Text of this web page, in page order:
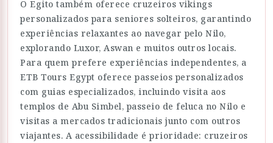
O Egito também oferece cruzeiros vikings
personalizados para seniores solteiros, garantindo
experiências relaxantes ao navegar pelo Nilo,
explorando Luxor, Aswan e muitos outros locais.
Para quem prefere experiências independentes, a
ETB Tours Egypt oferece passeios personalizados
com guias especializados, incluindo visita aos
templos de Abu Simbel, passeio de feluca no Nilo e
visitas a mercados tradicionais junto com outros
viajantes. A acessibilidade é prioridade: cruzeiros